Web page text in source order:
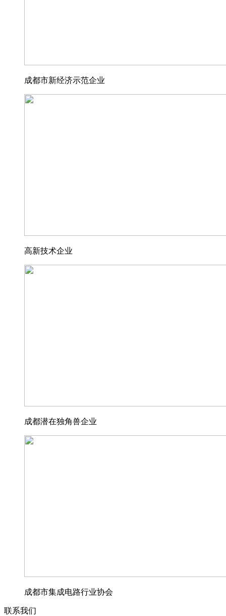
成都市新经济示范企业
高新技术企业
成都潜在独角兽企业
成都市集成电路行业协会
联系我们